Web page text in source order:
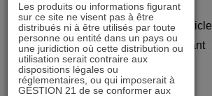
Article
précédent
Article
suivant
Les produits ou informations figurant
sur ce site ne visent pas à être
distribués ni à être utilisés par toute
personne ou entité dans un pays ou
une juridiction où cette distribution ou
utilisation serait contraire aux
dispositions légales ou
réglementaires, ou qui imposerait à
GESTION 21 de se conformer aux